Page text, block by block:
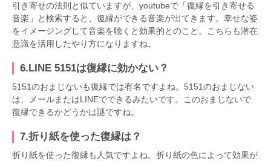
引き寄せの法則と似ていますが、youtubeで「復縁を引き寄せる
音楽」と検索すると、復縁ができる音楽が出てきます。幸せな姿
をイメージングして音楽を聴くと効果的とのこと。こちらも潜在
意識を活用したやり方になりますね。
6.LINE 5151は復縁に効かない？
5151のおまじないも復縁では有名ですよね。5151のおまじない
は、メールまたはLINEでできるみたいです。このおまじないで
復縁できるかどうかは謎ですね。
7.折り紙を使った復縁は？
折り紙を使った復縁も人気ですよね。折り紙の色によって効果が